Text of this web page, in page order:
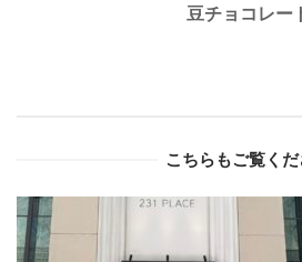
豆チョコレー
こちらもご覧く